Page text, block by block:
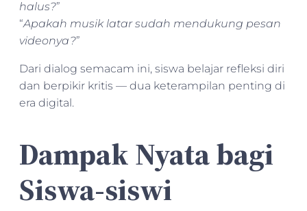
halus?”
“Apakah musik latar sudah mendukung pesan
videonya?”
Dari dialog semacam ini, siswa belajar refleksi diri
dan berpikir kritis — dua keterampilan penting di
era digital.
Dampak Nyata bagi
Siswa-siswi